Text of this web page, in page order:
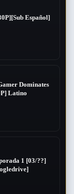
Dominates
Latino
1 [03/??]